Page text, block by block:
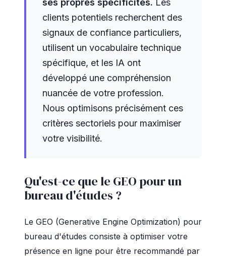
ses propres spécificités. Les
clients potentiels recherchent des
signaux de confiance particuliers,
utilisent un vocabulaire technique
spécifique, et les IA ont
développé une compréhension
nuancée de votre profession.
Nous optimisons précisément ces
critères sectoriels pour maximiser
votre visibilité.
Qu'est-ce que le GEO pour un
bureau d'études ?
Le GEO (Generative Engine Optimization) pour
bureau d'études consiste à optimiser votre
présence en ligne pour être recommandé par